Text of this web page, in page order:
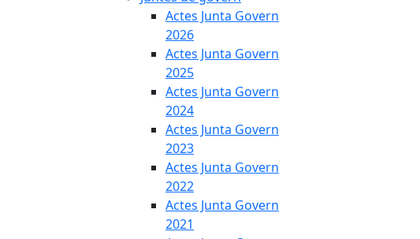
Actes Junta Govern
2026
Actes Junta Govern
2025
Actes Junta Govern
2024
Actes Junta Govern
2023
Actes Junta Govern
2022
Actes Junta Govern
2021